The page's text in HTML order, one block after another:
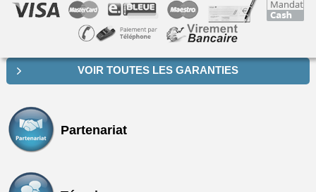
VOIR TOUTES LES GARANTIES
Partenariat